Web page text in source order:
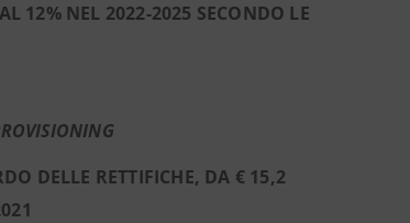
12% NEL 2022-2025 SECONDO LE
DELLE RETTIFICHE, DA € 15,2